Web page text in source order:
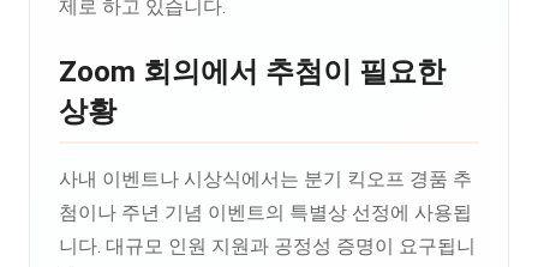
제로 하고 있습니다.
Zoom 회의에서 추첨이 필요한
상황
사내 이벤트나 시상식에서는 분기 킥오프 경품 추
첨이나 주년 기념 이벤트의 특별상 선정에 사용됩
니다. 대규모 인원 지원과 공정성 증명이 요구됩니